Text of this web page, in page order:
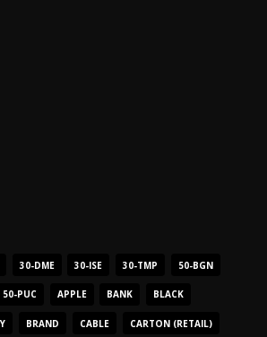
30-DME 30-ISE 30-TMP 50-BGN
50-PUC APPLE BANK BLACK
BRAND CABLE CARTON (RETAIL)